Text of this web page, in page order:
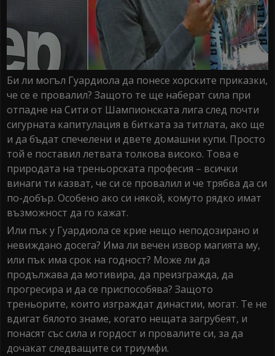
Би ли могъл Гуардиола да понесе хорските приказки,
че се е провалил? Защото те ще наберат сила при
отпадне на Сити от Шампионската лига след почти
сигурната капитулация в битката за титлата, ако ще
и да бъдат спечелени и двете домашни купи. Просто
той е поставил летвата толкова високо. Това е
природата на треньорската професия – всички
винаги ти казват, че си се провалил и че трябва да си
по-добър. Особено ако си някой, комуто рядко имат
възможност да го кажат.
Или пък у Гуардиола се крие нещо неподозирано и
невиждано досега? Има ли вечен извор магията му,
или пък има срок на годност? Може ли да
продължава да мотивира, да преизгражда, да
прогресира и да се приспособява? Защото
треньорите, които изграждат династии, могат. Те не
вдигат бялото знаме, когато нещата загрубеят, и
понасят със сила и гордост и провалите си, за да
дочакат следващите си триумфи.